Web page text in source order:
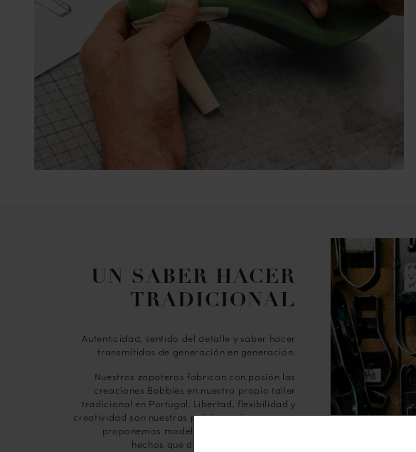
UN SABER HACER
TRADICIONAL
Autenticidad, sentido del detalle y saber hacer
transmitidos de generación en generación.
Nuestros zapateros fabrican con pasión las
creaciones Bobbies en nuestro propio taller
tradicional en Portugal. Libertad, flexibilidad y
creatividad son nuestras palabras clave, ya que
proponemos modelos con acabados bien
hechos que durarán mucho tiempo.